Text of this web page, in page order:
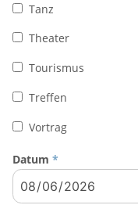
Tanz
Theater
Tourismus
Treffen
Vortrag
Datum *